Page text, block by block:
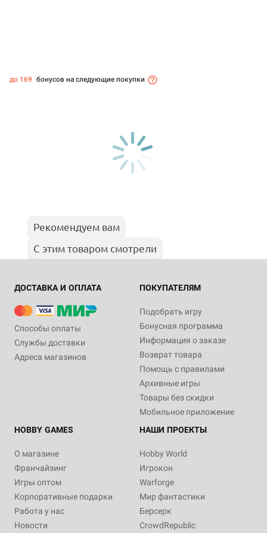
до 169 бонусов на следующие покупки
Рекомендуем вам
С этим товаром смотрели
ДОСТАВКА И ОПЛАТА
Способы оплаты
Службы доставки
Адреса магазинов
ПОКУПАТЕЛЯМ
Подобрать игру
Бонусная программа
Информация о заказе
Возврат товара
Помощь с правилами
Архивные игры
Товары без скидки
Мобильное приложение
HOBBY GAMES
О магазине
Франчайзинг
Игры оптом
Корпоративные подарки
Работа у нас
Новости
НАШИ ПРОЕКТЫ
Hobby World
Игрокон
Warforge
Мир фантастики
Берсерк
CrowdRepublic